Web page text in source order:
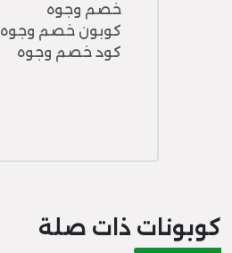
خصم وجوه
كوبون خصم وجوه
كود خصم وجوه
كوبونات ذات صلة